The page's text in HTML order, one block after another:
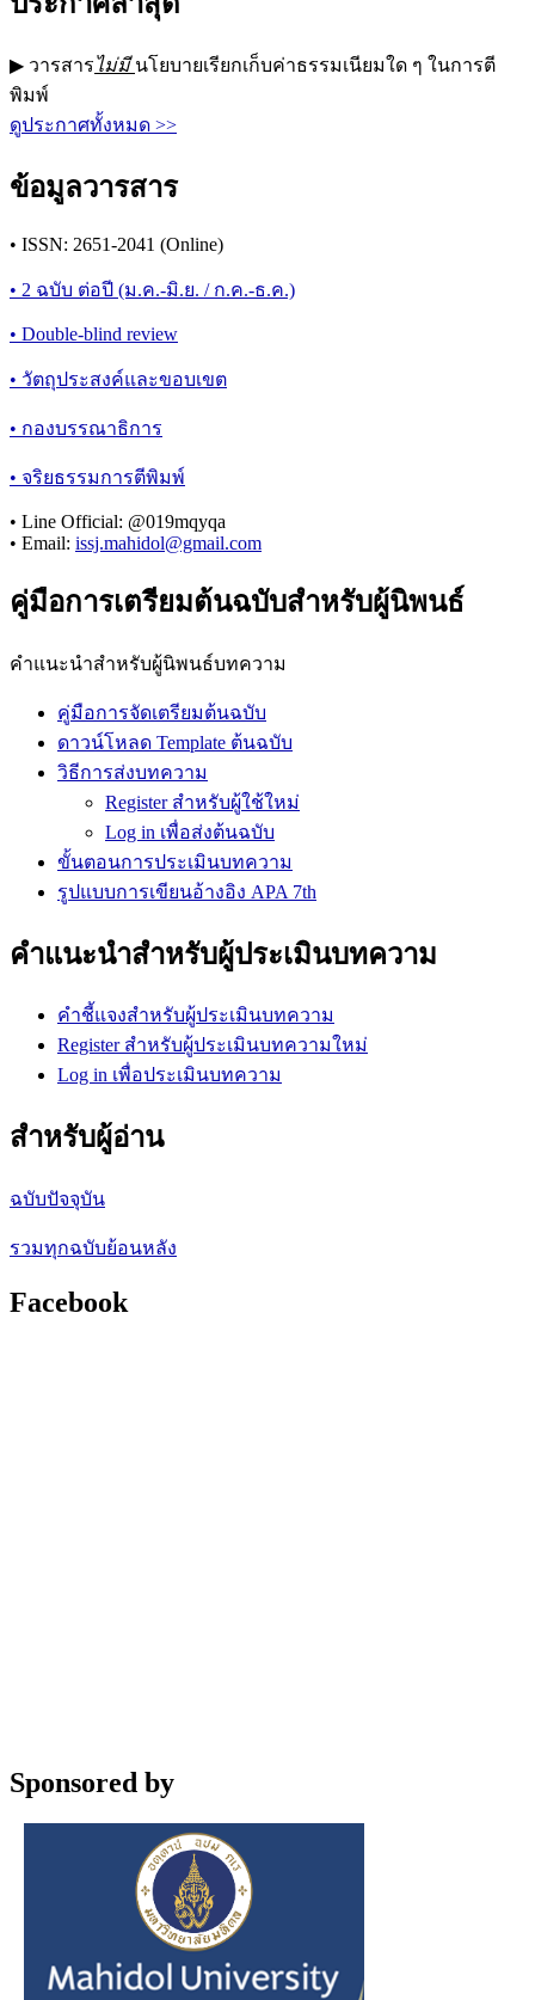
▶ วารสารไม่มีนโยบายเรียกเก็บค่าธรรมเนียมใด ๆ ในการตี
พิมพ์
ดูประกาศทั้งหมด >>
ข้อมูลวารสาร
• ISSN: 2651-2041 (Online)
• 2 ฉบับ ต่อปี (ม.ค.-มิ.ย. / ก.ค.-ธ.ค.)
• Double-blind review
• วัตถุประสงค์และขอบเขต
• กองบรรณาธิการ
• จริยธรรมการตีพิมพ์
• Line Official: @019mqyqa
• Email: issj.mahidol@gmail.com
คู่มือการเตรียมต้นฉบับสำหรับผู้นิพนธ์
คำแนะนำสำหรับผู้นิพนธ์บทความ
คู่มือการจัดเตรียมต้นฉบับ
ดาวน์โหลด Template ต้นฉบับ
วิธีการส่งบทความ
Register สำหรับผู้ใช้ใหม่
Log in เพื่อส่งต้นฉบับ
ขั้นตอนการประเมินบทความ
รูปแบบการเขียนอ้างอิง APA 7th
คำแนะนำสำหรับผู้ประเมินบทความ
คำชี้แจงสำหรับผู้ประเมินบทความ
Register สำหรับผู้ประเมินบทความใหม่
Log in เพื่อประเมินบทความ
สำหรับผู้อ่าน
ฉบับปัจจุบัน
รวมทุกฉบับย้อนหลัง
Facebook
Sponsored by